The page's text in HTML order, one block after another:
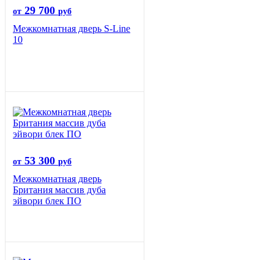
от 29 700 руб
Межкомнатная дверь S-Line
10
от 53 300 руб
Межкомнатная дверь
Британия массив дуба
эйвори блек ПО